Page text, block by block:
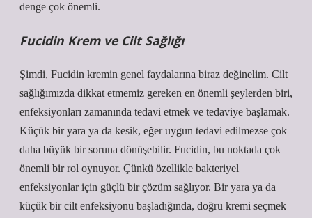
denge çok önemli.
Fucidin Krem ve Cilt Sağlığı
Şimdi, Fucidin kremin genel faydalarına biraz değinelim. Cilt
sağlığımızda dikkat etmemiz gereken en önemli şeylerden biri,
enfeksiyonları zamanında tedavi etmek ve tedaviye başlamak.
Küçük bir yara ya da kesik, eğer uygun tedavi edilmezse çok
daha büyük bir soruna dönüşebilir. Fucidin, bu noktada çok
önemli bir rol oynuyor. Çünkü özellikle bakteriyel
enfeksiyonlar için güçlü bir çözüm sağlıyor. Bir yara ya da
küçük bir cilt enfeksiyonu başladığında, doğru kremi seçmek